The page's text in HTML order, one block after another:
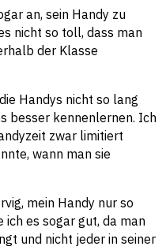
an, sein Handy zu
nicht so toll, dass man
der Klasse
Handys nicht so lang
besser kennenlernen. Ich
zwar limitiert
wann man sie
mein Handy nur so
es sogar gut, da man
und nicht jeder in seiner